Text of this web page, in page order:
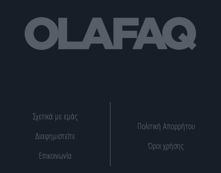
Σχετικά με εμάς
Διαφημιστείτε
Επικοινωνία
Πολιτική Απορρήτου
Όροι χρήσης